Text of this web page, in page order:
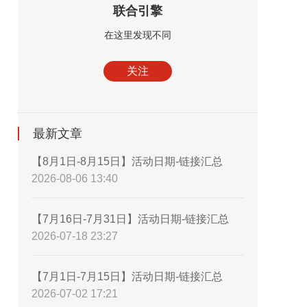
联合引擎
在这里发现不同
关注
最新文章
【8月1日-8月15日】活动日期-链接汇总
2026-08-06 13:40
【7月16日-7月31日】活动日期-链接汇总
2026-07-18 23:27
【7月1日-7月15日】活动日期-链接汇总
2026-07-02 17:21